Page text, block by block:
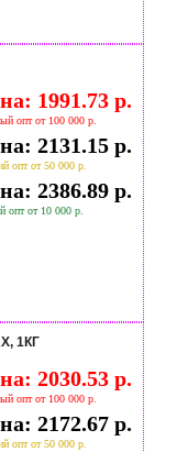
1991.73 р.
опт от 100 000 р.
2131.15 р.
опт от 50 000 р.
2386.89 р.
опт от 10 000 р.
1КГ
2030.53 р.
опт от 100 000 р.
2172.67 р.
опт от 50 000 р.